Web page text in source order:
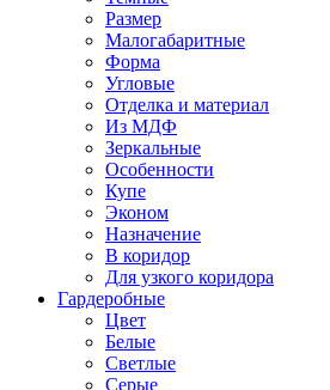
Размер
Малогабаритные
Форма
Угловые
Отделка и материал
Из МДФ
Зеркальные
Особенности
Купе
Эконом
Назначение
В коридор
Для узкого коридора
Гардеробные
Цвет
Белые
Светлые
Серые